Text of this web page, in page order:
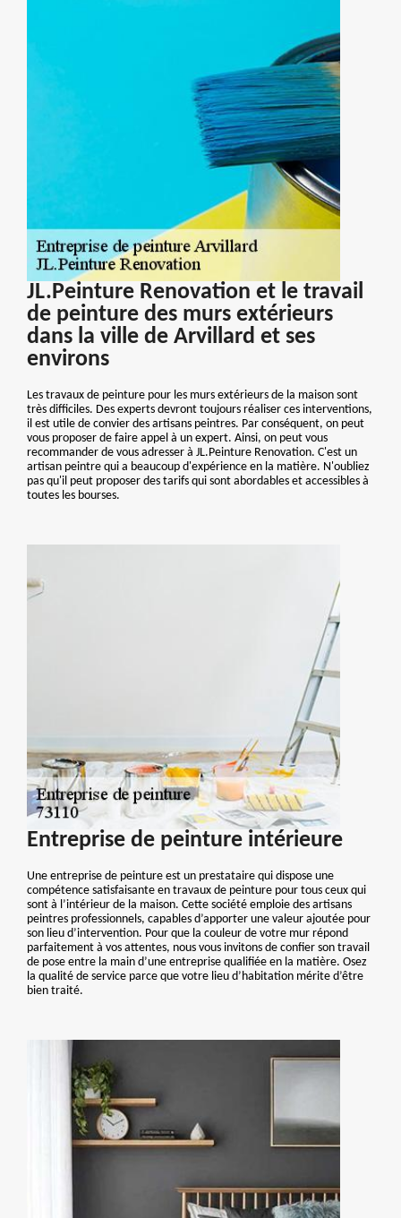
JL.Peinture Renovation et le travail
de peinture des murs extérieurs
dans la ville de Arvillard et ses
environs
Les travaux de peinture pour les murs extérieurs de la maison sont
très difficiles. Des experts devront toujours réaliser ces interventions,
il est utile de convier des artisans peintres. Par conséquent, on peut
vous proposer de faire appel à un expert. Ainsi, on peut vous
recommander de vous adresser à JL.Peinture Renovation. C'est un
artisan peintre qui a beaucoup d'expérience en la matière. N'oubliez
pas qu'il peut proposer des tarifs qui sont abordables et accessibles à
toutes les bourses.
Entreprise de peinture intérieure
Une entreprise de peinture est un prestataire qui dispose une
compétence satisfaisante en travaux de peinture pour tous ceux qui
sont à l’intérieur de la maison. Cette société emploie des artisans
peintres professionnels, capables d’apporter une valeur ajoutée pour
son lieu d’intervention. Pour que la couleur de votre mur répond
parfaitement à vos attentes, nous vous invitons de confier son travail
de pose entre la main d’une entreprise qualifiée en la matière. Osez
la qualité de service parce que votre lieu d’habitation mérite d’être
bien traité.